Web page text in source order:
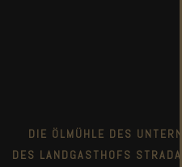
DIE ÖLMÜHLE DES
DES LANDGASTHOFS